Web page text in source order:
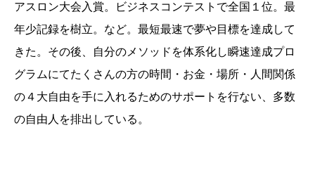
アスロン大会入賞。ビジネスコンテストで全国１位。最
年少記録を樹立。など。最短最速で夢や目標を達成して
きた。その後、自分のメソッドを体系化し瞬速達成プロ
グラムにてたくさんの方の時間・お金・場所・人間関係
の４大自由を手に入れるためのサポートを行ない、多数
の自由人を排出している。